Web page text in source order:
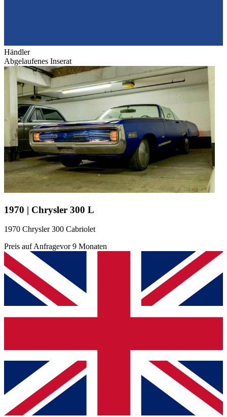
Händler
Abgelaufenes Inserat
1970 | Chrysler 300 L
1970 Chrysler 300 Cabriolet
Preis auf Anfragevor 9 Monaten